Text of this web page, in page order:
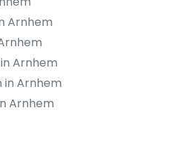
Arnhem
Arnhem
in Arnhem
Arnhem